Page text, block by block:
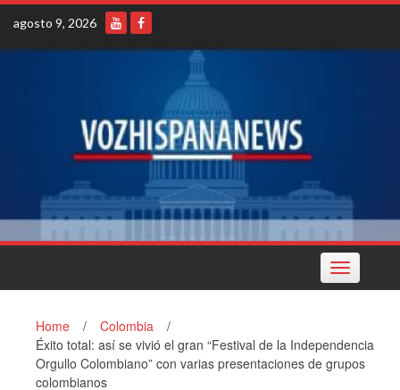
Skip
content
agosto 9, 2026
Toggle
navigation
Home / Colombia
/
Éxito total: así se vivió el gran “Festival de la Independencia
Orgullo Colombiano” con varias presentaciones de grupos
colombianos